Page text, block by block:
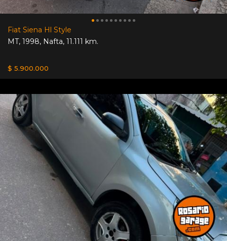
Fiat Siena Hl Style
MT, 1998, Nafta, 11.111 km.
$ 5.900.000